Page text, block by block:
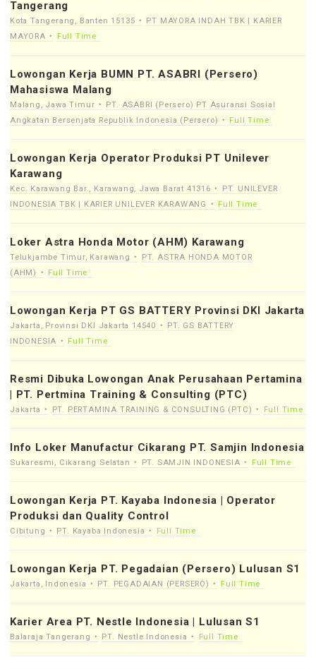
Tangerang
Kota Tangerang, Banten 15135
PT MAYORA INDAH TBK | KARIER
MAYORA
Full Time
Lowongan Kerja BUMN PT. ASABRI (Persero)
Mahasiswa Malang
Malang, Jawa Timur
PT. ASABRI (Persero) PT Asuransi Sosial
Angkatan Bersenjata Republik Indonesia (Persero)
Full Time
Lowongan Kerja Operator Produksi PT Unilever
Karawang
Kec. Karawang Bar., Karawang, Jawa Barat 41316
PT. UNILEVER
INDONESIA TBK | KARIER UNILEVER KARAWANG
Full Time
Loker Astra Honda Motor (AHM) Karawang
Telukjambe Timur, Karawang
PT. ASTRA HONDA MOTOR
(AHM)
Full Time
Lowongan Kerja PT GS BATTERY Provinsi DKI Jakarta
Jakarta, Provinsi DKI Jakarta 14540
PT. GS BATTERY
INDONESIA
Full Time
Resmi Dibuka Lowongan Anak Perusahaan Pertamina
| PT. Pertmina Training & Consulting (PTC)
Jakarta PT. PERTAMINA TRAINING & CONSULTING (PTC) Full Time
Info Loker Manufactur Cikarang PT. Samjin Indonesia
Sukaresmi, Cikarang Selatan PT. SAMJIN INDONESIA Full Time
Lowongan Kerja PT. Kayaba Indonesia | Operator
Produksi dan Quality Control
Cibitung PT. Kayaba Indonesia Full Time
Lowongan Kerja PT. Pegadaian (Persero) Lulusan S1
Jakarta, Indonesia PT. PEGADAIAN (PERSERO) Full Time
Karier Area PT. Nestle Indonesia | Lulusan S1
Balaraja Tangerang PT. Nestle Indonesia Full Time